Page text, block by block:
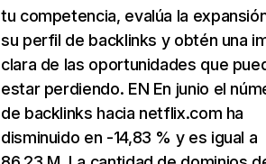
tu competencia, evalúa la
su perfil de backlinks y obtén una
clara de las oportunidades que
estar perdiendo. EN En junio el
de backlinks hacia netflix.com ha
disminuido en -14,83 % y es igual a